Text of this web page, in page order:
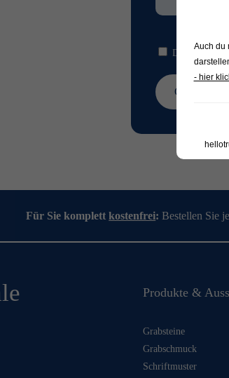
Die Hinweise
Für Sie komplettkostenfrei: Bestellen Sie
Produkte &
Grabsteine
Grabschmuck
Schriftmuster
Auch du
- hier